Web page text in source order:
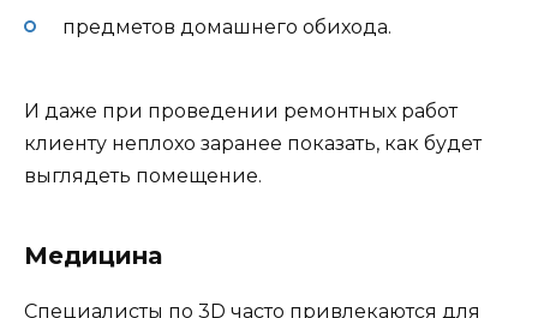
предметов домашнего обихода.
И даже при проведении ремонтных работ
клиенту неплохо заранее показать, как будет
выглядеть помещение.
Медицина
Специалисты по 3D часто привлекаются для